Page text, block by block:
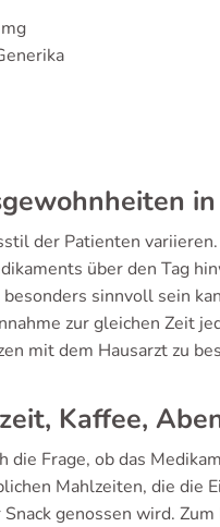
der Patienten
über den Tag
sinnvoll sein
zur gleichen Zeit
mit dem Hausarzt zu
Kaffee,
Frage, ob das
Mahlzeiten, die die
genossen wird.